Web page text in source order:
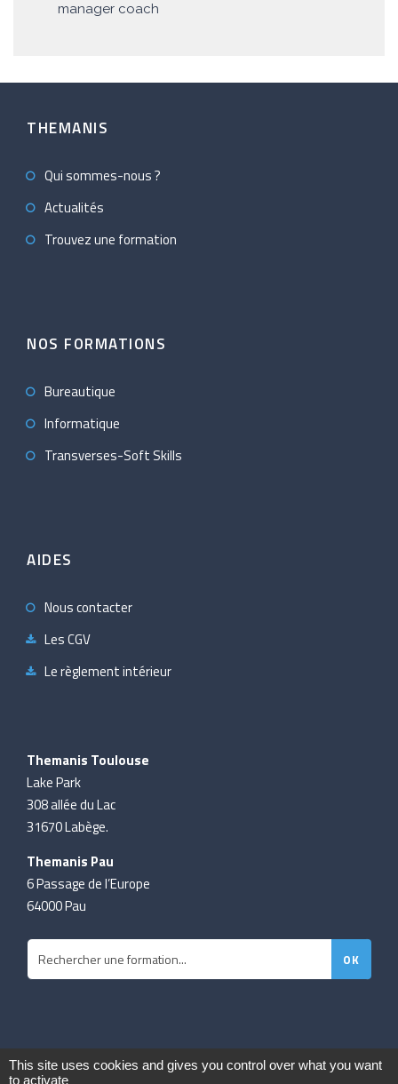
manager coach
THEMANIS
Qui sommes-nous ?
Actualités
Trouvez une formation
NOS FORMATIONS
Bureautique
Informatique
Transverses-Soft Skills
AIDES
Nous contacter
Les CGV
Le règlement intérieur
Themanis Toulouse
Lake Park
308 allée du Lac
31670 Labège.
Themanis Pau
6 Passage de l’Europe
64000 Pau
This site uses cookies and gives you control over what you want
to activate